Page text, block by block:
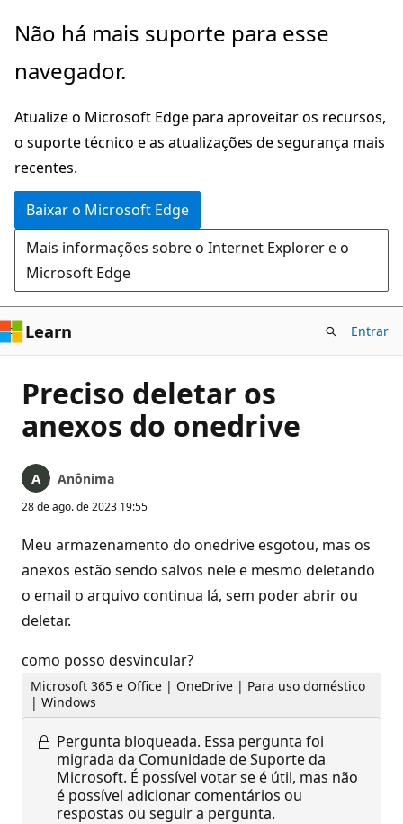
Pular
o
principal
Não há mais suporte para esse
navegador.
Atualize o Microsoft Edge para aproveitar os recursos,
o suporte técnico e as atualizações de segurança mais
recentes.
Baixar o Microsoft Edge
Mais informações sobre o Internet Explorer e o
Microsoft Edge
Learn Entrar
Preciso deletar os
anexos do onedrive
Anônima
28 de ago. de 2023 19:55
Meu armazenamento do onedrive esgotou, mas os
anexos estão sendo salvos nele e mesmo deletando
o email o arquivo continua lá, sem poder abrir ou
deletar.
como posso desvincular?
Microsoft 365 e Office | OneDrive | Para uso doméstico
| Windows
Pergunta bloqueada. Essa pergunta foi
migrada da Comunidade de Suporte da
Microsoft. É possível votar se é útil, mas não
é possível adicionar comentários ou
respostas ou seguir a pergunta.